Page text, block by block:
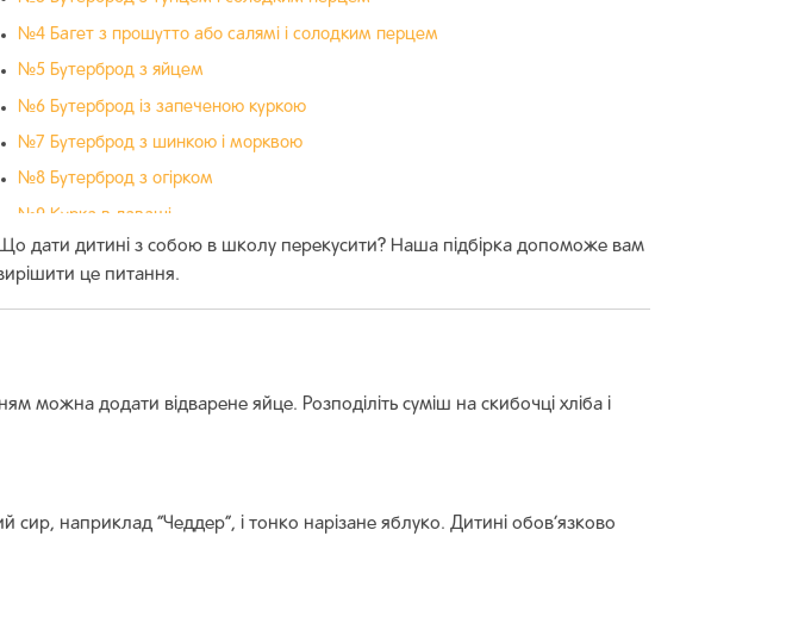
№4 Багет з прошутто або салямі і солодким перцем
№5 Бутерброд з яйцем
№6 Бутерброд із запеченою куркою
№7 Бутерброд з шинкою і морквою
№8 Бутерброд з огірком
№9 Курка в лаваші
№10 Яловичина в лаваші
дати дитині з собою в школу перекусити? Наша підбірка допоможе вам
це питання.
можна додати відварене яйце. Розподіліть суміш на скибочці хліба і
наприклад “Чеддер”, і тонко нарізане яблуко. Дитині обов’язково